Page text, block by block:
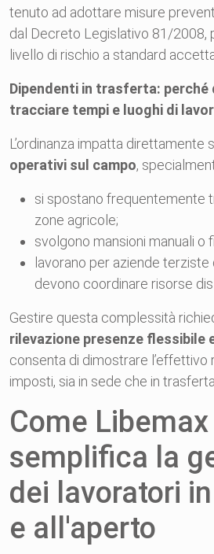
tenuto ad adottare misure
dal Decreto Legislativo 81/2008,
livello di rischio a standard
Dipendenti in trasferta: perché
tracciare tempi e luoghi di
L’ordinanza impatta direttamente
operativi sul campo,
si spostano frequentemente
zone agricole;
svolgono mansioni manuali o
lavorano per aziende terziste
devono coordinare risorse
Gestire questa complessità
rilevazione presenze flessibile
consenta di dimostrare l’effettivo
imposti, sia in sede che in trasferta.
Come Libemax
semplifica la
dei lavoratori
e all'aperto